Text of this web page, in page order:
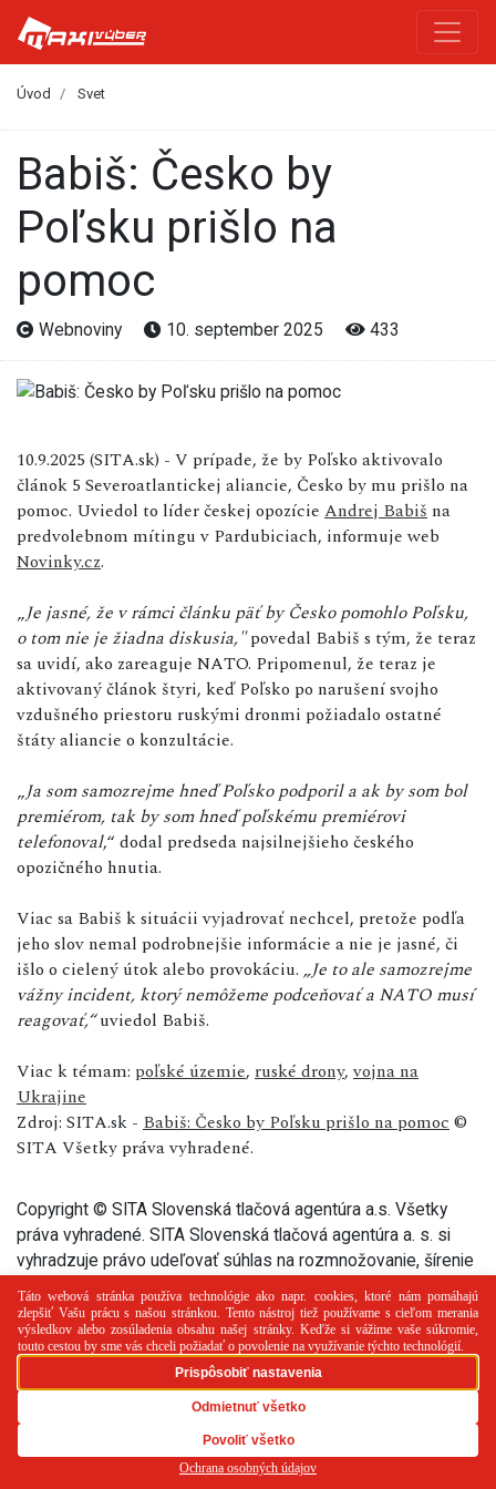
Úvod Svet
Babiš: Česko by
Poľsku prišlo na
pomoc
Webnoviny 10. september 2025 433
10.9.2025 (SITA.sk) - V prípade, že by Poľsko aktivovalo
článok 5 Severoatlantickej aliancie, Česko by mu prišlo na
pomoc. Uviedol to líder českej opozície Andrej Babiš na
predvolebnom mítingu v Pardubiciach, informuje web
Novinky.cz.
„Je jasné, že v rámci článku päť by Česko pomohlo Poľsku,
o tom nie je žiadna diskusia,"povedal Babiš s tým, že teraz
sa uvidí, ako zareaguje NATO. Pripomenul, že teraz je
aktivovaný článok štyri, keď Poľsko po narušení svojho
vzdušného priestoru ruskými dronmi požiadalo ostatné
štáty aliancie o konzultácie.
„Ja som samozrejme hneď Poľsko podporil a ak by som bol
premiérom, tak by som hneď poľskému premiérovi
telefonoval,“ dodal predseda najsilnejšieho českého
opozičného hnutia.
Viac sa Babiš k situácii vyjadrovať nechcel, pretože podľa
jeho slov nemal podrobnejšie informácie a nie je jasné, či
išlo o cielený útok alebo provokáciu. „Je to ale samozrejme
vážny incident, ktorý nemôžeme podceňovať a NATO musí
reagovať,“uviedol Babiš.
Viac k témam: poľské územie, ruské drony,vojna na
Ukrajine
Zdroj: SITA.sk - Babiš: Česko by Poľsku prišlo na pomoc ©
SITA Všetky práva vyhradené.
Copyright © SITA Slovenská tlačová agentúra a.s. Všetky
práva vyhradené. SITA Slovenská tlačová agentúra a. s. si
vyhradzuje právo udeľovať súhlas na rozmnožovanie, šírenie
PR článok
používania cookies
RSS